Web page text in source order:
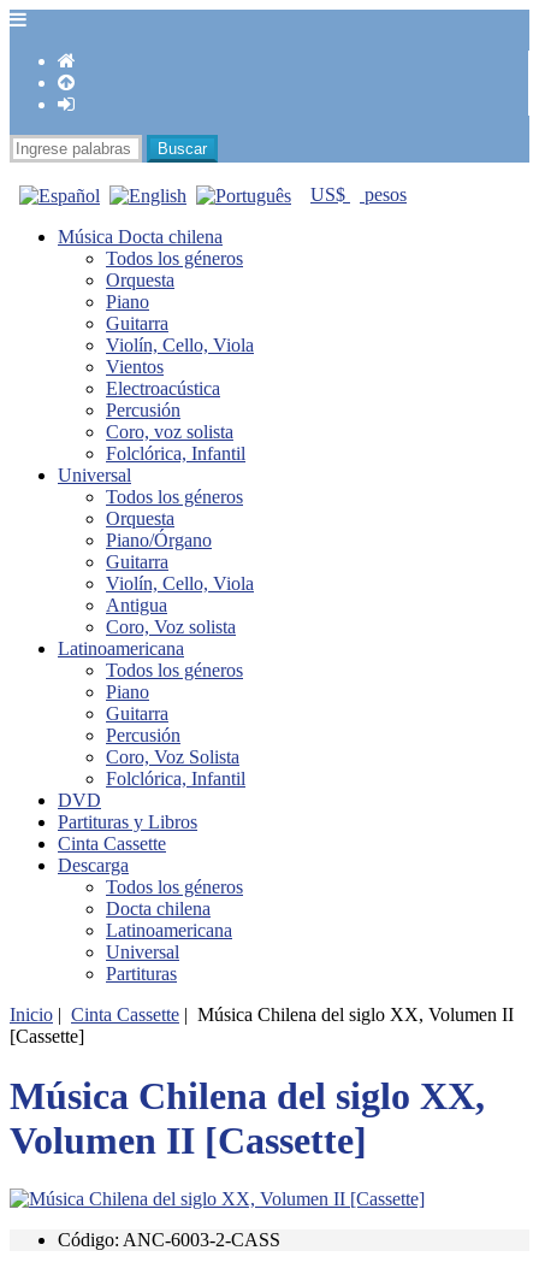
US$ pesos
Música Docta chilena
Todos los géneros
Orquesta
Piano
Guitarra
Violín, Cello, Viola
Vientos
Electroacústica
Percusión
Coro, voz solista
Folclórica, Infantil
Universal
Todos los géneros
Orquesta
Piano/Órgano
Guitarra
Violín, Cello, Viola
Antigua
Coro, Voz solista
Latinoamericana
Todos los géneros
Piano
Guitarra
Percusión
Coro, Voz Solista
Folclórica, Infantil
DVD
Partituras y Libros
Cinta Cassette
Descarga
Todos los géneros
Docta chilena
Latinoamericana
Universal
Partituras
Inicio | Cinta Cassette | Música Chilena del siglo XX, Volumen II
[Cassette]
Música Chilena del siglo XX,
Volumen II [Cassette]
Código: ANC-6003-2-CASS